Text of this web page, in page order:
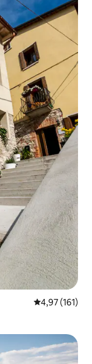
5 üzerinden
4,97 (161)
arasında